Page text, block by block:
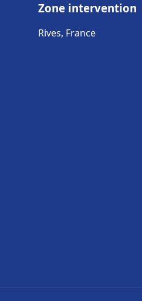
Zone intervention
Rives, France